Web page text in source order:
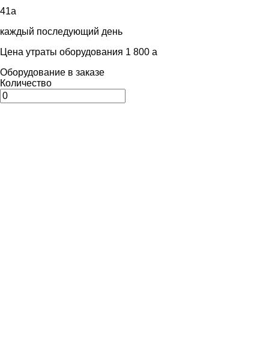
41a
каждый последующий день
Цена утраты оборудования 1 800 a
Оборудование в заказе
Количество